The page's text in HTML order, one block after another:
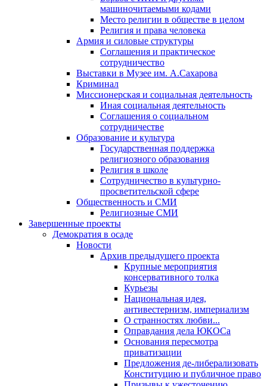
машиночитаемыми кодами
Место религии в обществе в целом
Религия и права человека
Армия и силовые структуры
Соглашения и практическое
сотрудничество
Выставки в Музее им. А.Сахарова
Криминал
Миссионерская и социальная деятельность
Иная социальная деятельность
Соглашения о социальном
сотрудничестве
Образование и культура
Государственная поддержка
религиозного образования
Религия в школе
Сотрудничество в культурно-
просветительской сфере
Общественность и СМИ
Религиозные СМИ
Завершенные проекты
Демократия в осаде
Новости
Архив предыдущего проекта
Крупные мероприятия
консервативного толка
Курьезы
Национальная идея,
антивестернизм, империализм
О странностях любви...
Оправдания дела ЮКОСа
Основания пересмотра
приватизации
Предложения де-либерализовать
Конституцию и публичное право